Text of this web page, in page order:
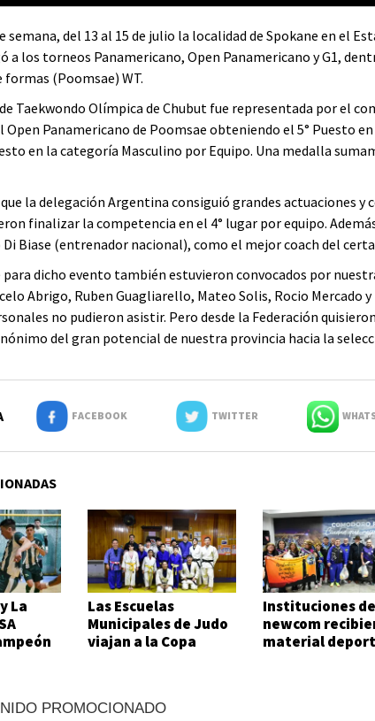
del 13 al 15 de julio la localidad de Spokane en el
a los torneos Panamericano, Open Panamericano y G1,
formas (Poomsae) WT.
Taekwondo Olímpica de Chubut fue representada por el
Panamericano de Poomsae obteniendo el 5° Puesto
en la categoría Masculino por Equipo. Una medalla
la delegación Argentina consiguió grandes actuaciones y
finalizar la competencia en el 4° lugar por equipo.
Biase (entrenador nacional), como el mejor coach del
para dicho evento también estuvieron convocados por
Abrigo, Ruben Guagliarello, Mateo Solis, Rocio Mercado
no pudieron asistir. Pero desde la Federación
del gran potencial de nuestra provincia hacia la
FACEBOOK TWITTER
La
Las Escuelas
Municipales de Judo
viajan a la Copa
Instituciones de
newcom
material